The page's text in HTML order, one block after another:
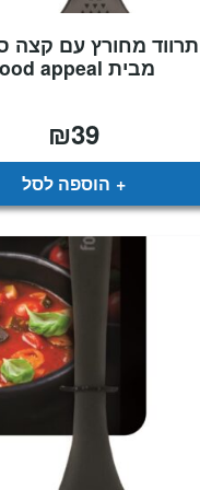
תרווד מחורץ עם קצה
מבית food appeal
₪39
הוספה לסל